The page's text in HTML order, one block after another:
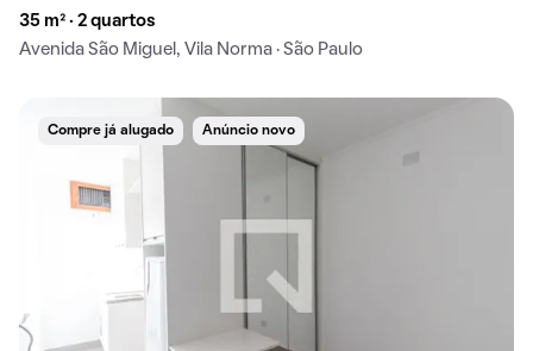
35 m² · 2 quartos
Avenida São Miguel, Vila Norma · São Paulo
Compre já alugado Anúncio novo